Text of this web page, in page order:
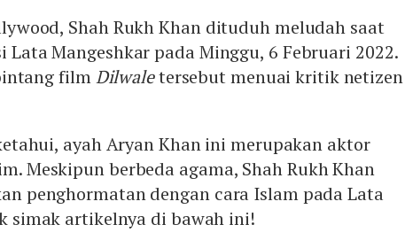
Shah Rukh Khan dituduh meludah saat
Lata Mangeshkar pada Minggu, 6 Februari 2022.
filmDilwaletersebut menuai kritik netizen
ayah Aryan Khan ini merupakan aktor
Meskipun berbeda agama, Shah Rukh Khan
penghormatan dengan cara Islam pada Lata
simak artikelnya di bawah ini!